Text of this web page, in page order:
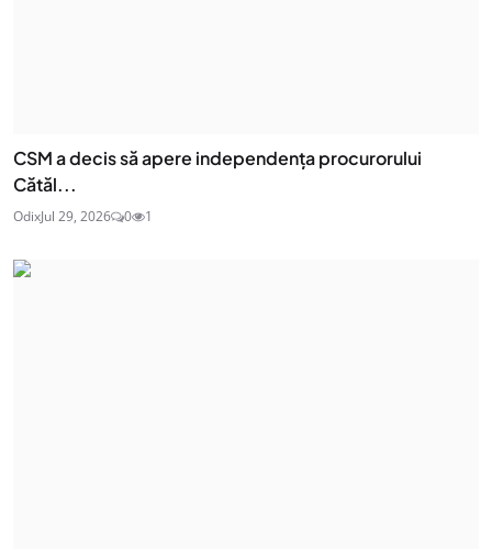
CSM a decis să apere independența procurorului
Cătăl...
OdixJul 29, 2026 0 1